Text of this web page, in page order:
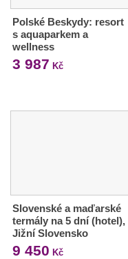
Polské Beskydy: resort
s aquaparkem a
wellness
3 987 Kč
Slovenské a maďarské
termály na 5 dní (hotel),
Jižní Slovensko
9 450 Kč